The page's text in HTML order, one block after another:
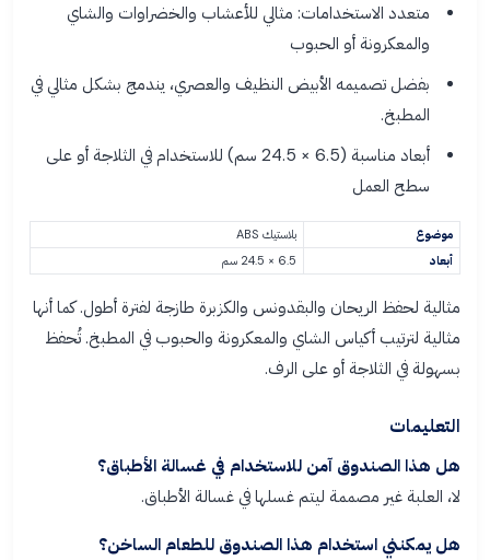
متعدد الاستخدامات: مثالي للأعشاب والخضراوات والشاي
والمعكرونة أو الحبوب
بفضل تصميمه الأبيض النظيف والعصري، يندمج بشكل مثالي في
المطبخ.
أبعاد مناسبة (6.5 × 24.5 سم) للاستخدام في الثلاجة أو على
سطح العمل
موضوع
بلاستيك ABS
أبعاد
6.5 × 24.5 سم
مثالية لحفظ الريحان والبقدونس والكزبرة طازجة لفترة أطول. كما أنها
مثالية لترتيب أكياس الشاي والمعكرونة والحبوب في المطبخ. تُحفظ
بسهولة في الثلاجة أو على الرف.
التعليمات
هل هذا الصندوق آمن للاستخدام في غسالة الأطباق؟
لا، العلبة غير مصممة ليتم غسلها في غسالة الأطباق.
هل يمكنني استخدام هذا الصندوق للطعام الساخن؟